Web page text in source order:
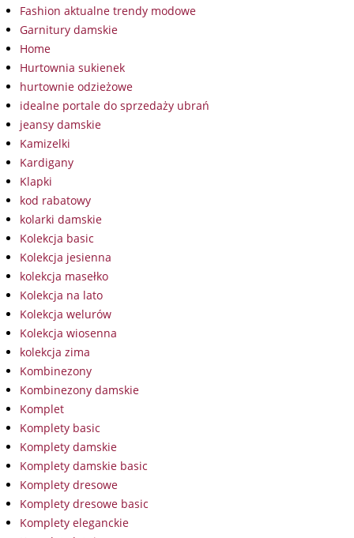
Fashion aktualne trendy modowe
Garnitury damskie
Home
Hurtownia sukienek
hurtownie odzieżowe
idealne portale do sprzedaży ubrań
jeansy damskie
Kamizelki
Kardigany
Klapki
kod rabatowy
kolarki damskie
Kolekcja basic
Kolekcja jesienna
kolekcja masełko
Kolekcja na lato
Kolekcja welurów
Kolekcja wiosenna
kolekcja zima
Kombinezony
Kombinezony damskie
Komplet
Komplety basic
Komplety damskie
Komplety damskie basic
Komplety dresowe
Komplety dresowe basic
Komplety eleganckie